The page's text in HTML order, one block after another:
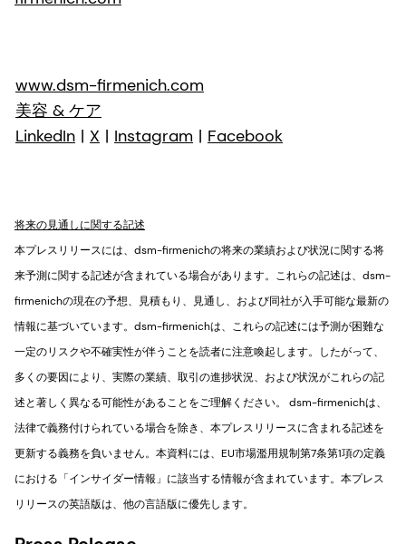
www.dsm-firmenich.com
美容 & ケア
LinkedIn | X | Instagram | Facebook
将来の見通しに関する記述
本プレスリリースには、dsm-firmenichの将来の業績および状況に関する将
来予測に関する記述が含まれている場合があります。これらの記述は、dsm-
firmenichの現在の予想、見積もり、見通し、および同社が入手可能な最新の
情報に基づいています。dsm-firmenichは、これらの記述には予測が困難な
一定のリスクや不確実性が伴うことを読者に注意喚起します。したがって、
多くの要因により、実際の業績、取引の進捗状況、および状況がこれらの記
述と著しく異なる可能性があることをご理解ください。 dsm-firmenichは、
法律で義務付けられている場合を除き、本プレスリリースに含まれる記述を
更新する義務を負いません。本資料には、EU市場濫用規制第7条第1項の定義
における「インサイダー情報」に該当する情報が含まれています。本プレス
リリースの英語版は、他の言語版に優先します。